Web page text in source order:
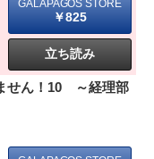
￥825
立ち読み
せん！10 ～経理部